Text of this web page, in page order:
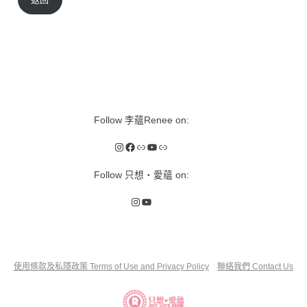
Follow 李蘊Renee on:
Instagram
Facebook
LinkYouTube
Link
Follow 只想‧愛蘊 on:
Instagram
YouTube
使用條款及私隱政策 Terms of Use and Privacy Policy 聯絡我們 Contact Us